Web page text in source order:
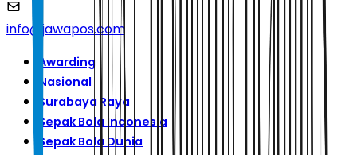
info@jawapos.com
Awarding
Nasional
Surabaya Raya
Sepak Bola Indonesia
Sepak Bola Dunia